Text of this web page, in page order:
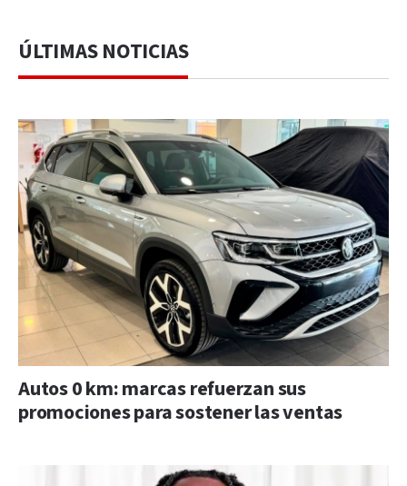
ÚLTIMAS NOTICIAS
Autos 0 km: marcas refuerzan sus
promociones para sostener las ventas